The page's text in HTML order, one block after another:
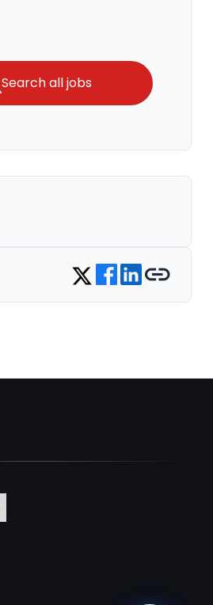
Search all jobs
Share on Twitter
Share on Facebook
Share on LinkedIn
Copy link